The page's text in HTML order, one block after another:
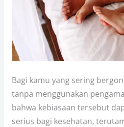
Bagi kamu yang sering
tanpa menggunakan
bahwa kebiasaan tersebut
serius bagi kesehatan,